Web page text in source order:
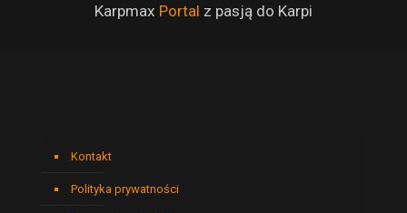
Karpmax Portal z pasją do Karpi
Kontakt
Polityka prywatności